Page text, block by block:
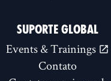
SUPORTE GLOBAL
Events & Trainings
Contato